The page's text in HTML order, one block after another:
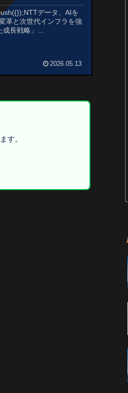
データ、AIを
革と次世代インフラを強
長戦略」...
2026.05.13
す。